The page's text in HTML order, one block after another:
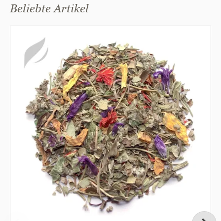
Blatt und seine dunkelgrüne Farbe. Die Tasse zeigt sich klar
und leuchtend hell und bietet ein delikates Gleichgewicht
Beliebte Artikel